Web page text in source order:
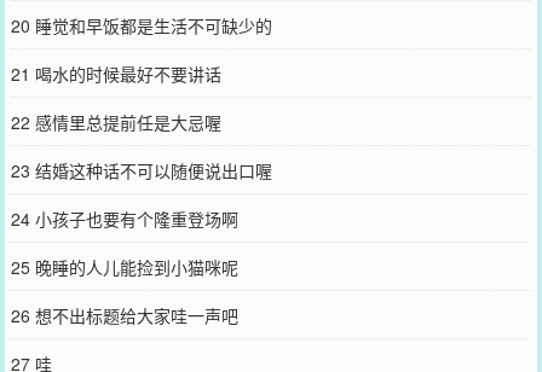
20 睡觉和早饭都是生活不可缺少的
21 喝水的时候最好不要讲话
22 感情里总提前任是大忌喔
23 结婚这种话不可以随便说出口喔
24 小孩子也要有个隆重登场啊
25 晚睡的人儿能捡到小猫咪呢
26 想不出标题给大家哇一声吧
27 哇